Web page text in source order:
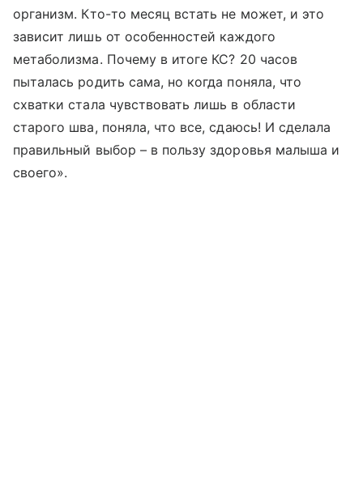
организм. Кто-то месяц встать не может, и это
зависит лишь от особенностей каждого
метаболизма. Почему в итоге КС? 20 часов
пыталась родить сама, но когда поняла, что
схватки стала чувствовать лишь в области
старого шва, поняла, что все, сдаюсь! И сделала
правильный выбор – в пользу здоровья малыша и
своего».